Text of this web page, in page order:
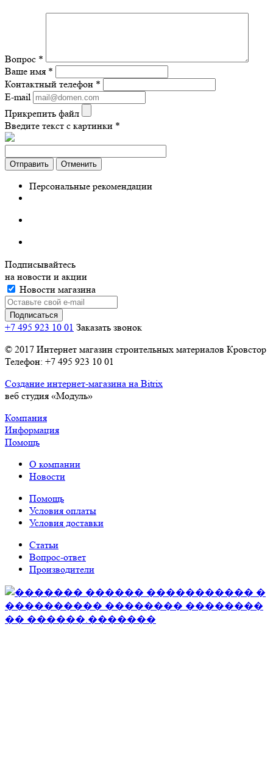
Вопрос *
Ваше имя *
Контактный телефон *
E-mail
Прикрепить файл
Введите текст с картинки *
Отправить Отменить
Персональные рекомендации
Подписывайтесь
на новости и акции
Новости магазина
+7 495 923 10 01 Заказать звонок
© 2017 Интернет магазин строительных материалов Кровстор
Телефон: +7 495 923 10 01
Создание интернет-магазина на Bitrix
веб студия «Модуль»
Компания
Информация
Помощь
О компании
Новости
Помощь
Условия оплаты
Условия доставки
Статьи
Вопрос-ответ
Производители